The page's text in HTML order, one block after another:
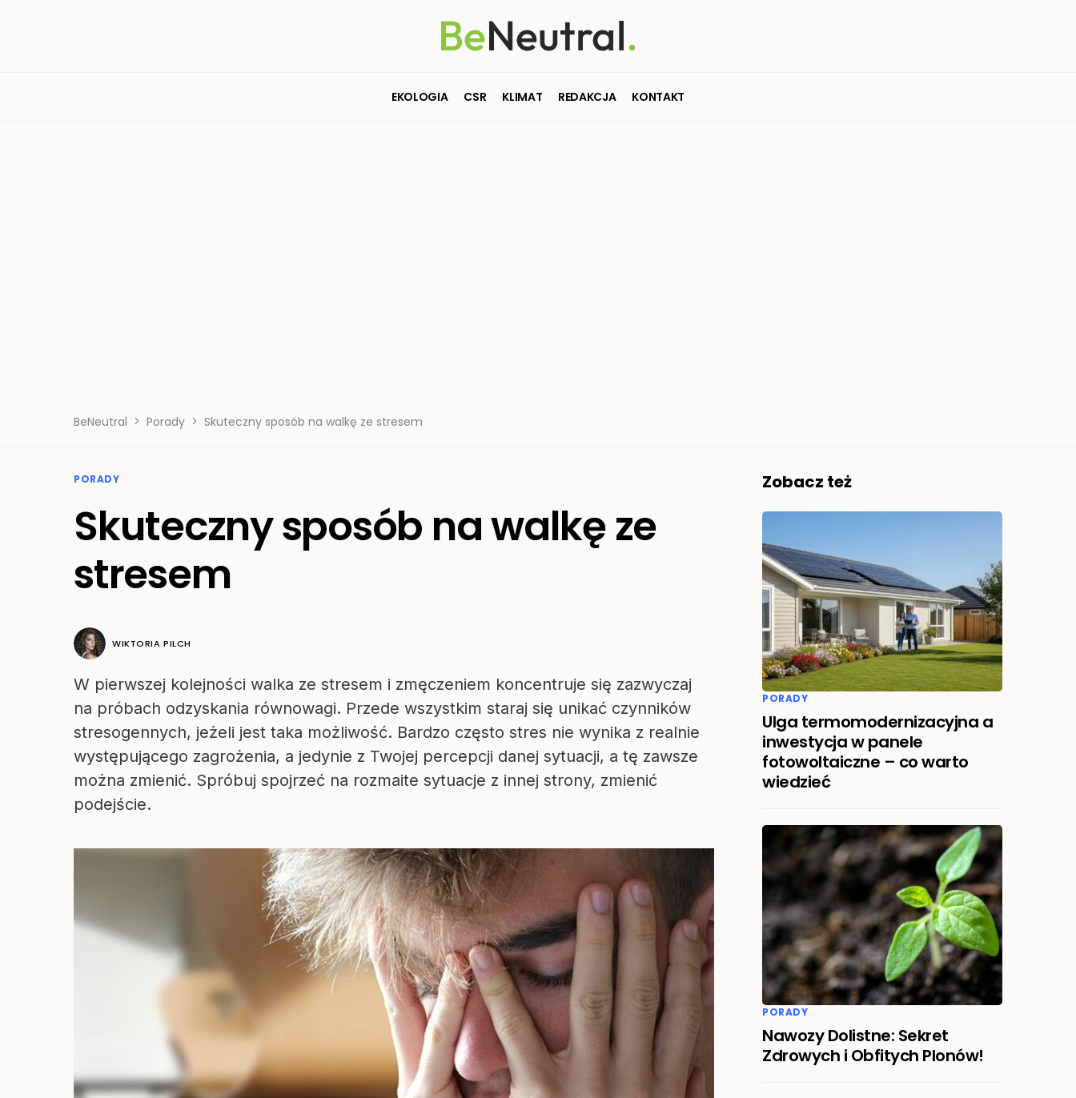
EKOLOGIA CSR KLIMAT REDAKCJA KONTAKT
BeNeutral Porady Skuteczny sposób na walkę ze stresem
PORADY
Skuteczny sposób na walkę ze
stresem
WIKTORIA PILCH
W pierwszej kolejności walka ze stresem i zmęczeniem koncentruje się zazwyczaj
na próbach odzyskania równowagi. Przede wszystkim staraj się unikać czynników
stresogennych, jeżeli jest taka możliwość. Bardzo często stres nie wynika z realnie
występującego zagrożenia, a jedynie z Twojej percepcji danej sytuacji, a tę zawsze
można zmienić. Spróbuj spojrzeć na rozmaite sytuacje z innej strony, zmienić
podejście.
Zobacz też
PORADY
Ulga termomodernizacyjna a
inwestycja w panele
fotowoltaiczne – co warto
wiedzieć
PORADY
Nawozy Dolistne: Sekret
Zdrowych i Obfitych Plonów!